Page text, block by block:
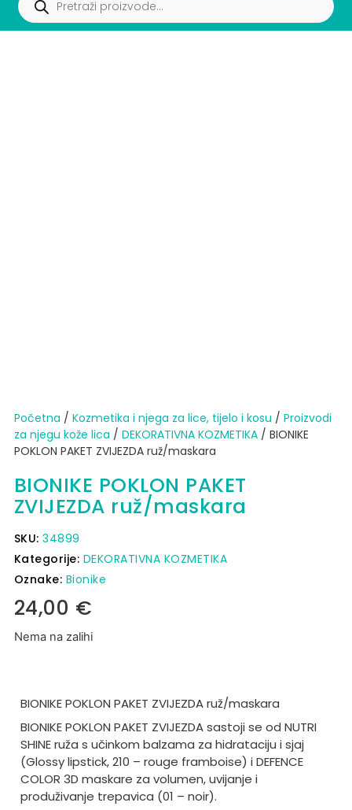
Početna / Kozmetika i njega za lice, tijelo i kosu / Proizvodi
za njegu kože lica / DEKORATIVNA KOZMETIKA/ BIONIKE
POKLON PAKET ZVIJEZDA ruž/maskara
BIONIKE POKLON PAKET
ZVIJEZDA ruž/maskara
SKU:34899
Kategorije: DEKORATIVNA KOZMETIKA
Oznake: Bionike
24,00 €
Nema na zalihi
BIONIKE POKLON PAKET ZVIJEZDA ruž/maskara
BIONIKE POKLON PAKET ZVIJEZDA sastoji se od NUTRI
SHINE ruža s učinkom balzama za hidrataciju i sjaj
(Glossy lipstick, 210 – rouge framboise) i DEFENCE
COLOR 3D maskare za volumen, uvijanje i
produživanje trepavica (01 – noir).